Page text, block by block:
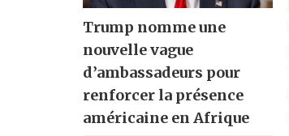
Trump nomme une
nouvelle vague
d’ambassadeurs pour
renforcer la présence
américaine en Afrique